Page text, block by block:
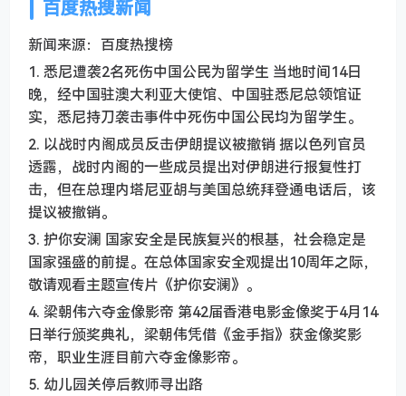
百度热搜新闻
新闻来源：百度热搜榜
1. 悉尼遭袭2名死伤中国公民为留学生 当地时间14日
晚，经中国驻澳大利亚大使馆、中国驻悉尼总领馆证
实，悉尼持刀袭击事件中死伤中国公民均为留学生。
2. 以战时内阁成员反击伊朗提议被撤销 据以色列官员
透露，战时内阁的一些成员提出对伊朗进行报复性打
击，但在总理内塔尼亚胡与美国总统拜登通电话后，该
提议被撤销。
3. 护你安澜 国家安全是民族复兴的根基，社会稳定是
国家强盛的前提。在总体国家安全观提出10周年之际，
敬请观看主题宣传片《护你安澜》。
4. 梁朝伟六夺金像影帝 第42届香港电影金像奖于4月14
日举行颁奖典礼，梁朝伟凭借《金手指》获金像奖影
帝，职业生涯目前六夺金像影帝。
5. 幼儿园关停后教师寻出路